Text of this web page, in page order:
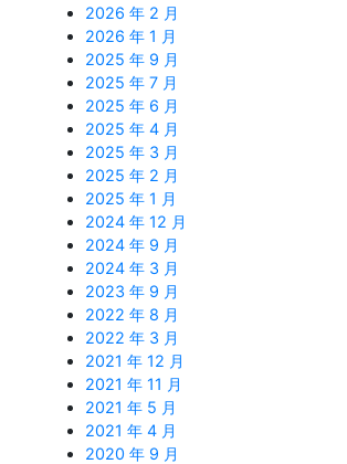
2026 年 2 月
2026 年 1 月
2025 年 9 月
2025 年 7 月
2025 年 6 月
2025 年 4 月
2025 年 3 月
2025 年 2 月
2025 年 1 月
2024 年 12 月
2024 年 9 月
2024 年 3 月
2023 年 9 月
2022 年 8 月
2022 年 3 月
2021 年 12 月
2021 年 11 月
2021 年 5 月
2021 年 4 月
2020 年 9 月